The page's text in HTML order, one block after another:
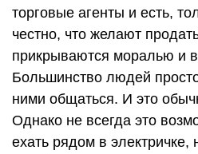
торговые агенты и есть,
честно, что желают
прикрываются моралью и
Большинство людей
ними общаться. И это
Однако не всегда это
ехать рядом в электричке,